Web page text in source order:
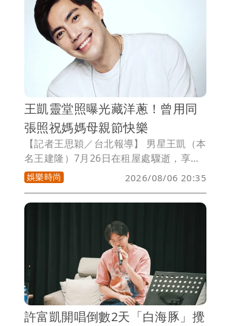
王凱靈堂照曝光藏洋蔥！曾用同
張照祝媽媽母親節快樂
【記者王思穎／台北報導】 男星王凱（本
名王建隆）7月26日在租屋處驟逝，享年
43歲。明（7日）起靈堂連3天開放供親友
弔唁。今靈堂照片曝光，他穿著白色上
衣，露出陽光溫暖笑容，令人無限懷念。
保養品代言而拍攝，曾在母親節時，用這
張照片，發文祝福媽媽母親節快樂，如今
卻是白髮人送黑髮人。
娛樂時尚 2026/08/06 20:35
許富凱開唱倒數2天「白海豚」攪